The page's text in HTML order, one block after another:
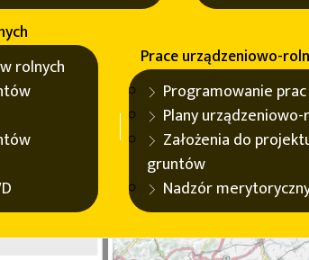
rolnych
Prace urządzeniowo-
Programowanie
Plany
Założenia do
gruntów
Nadzór